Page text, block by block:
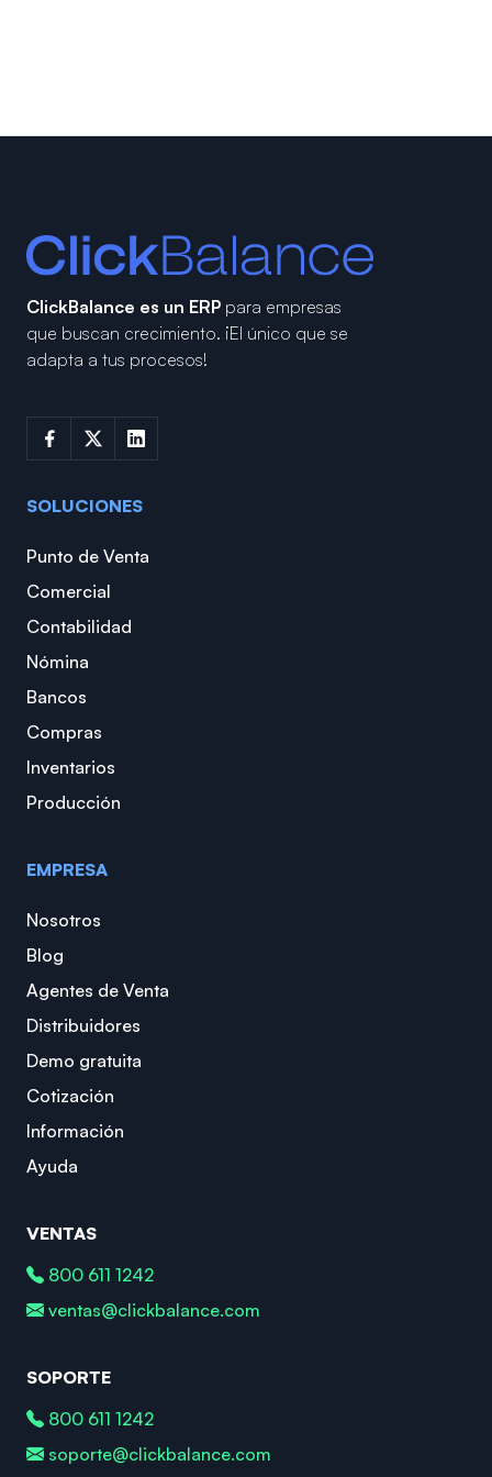
ClickBalance es un ERP para empresas
que buscan crecimiento. ¡El único que se
adapta a tus procesos!
SOLUCIONES
Punto de Venta
Comercial
Contabilidad
Nómina
Bancos
Compras
Inventarios
Producción
EMPRESA
Nosotros
Blog
Agentes de Venta
Distribuidores
Demo gratuita
Cotización
Información
Ayuda
VENTAS
800 611 1242
ventas@clickbalance.com
SOPORTE
800 611 1242
soporte@clickbalance.com